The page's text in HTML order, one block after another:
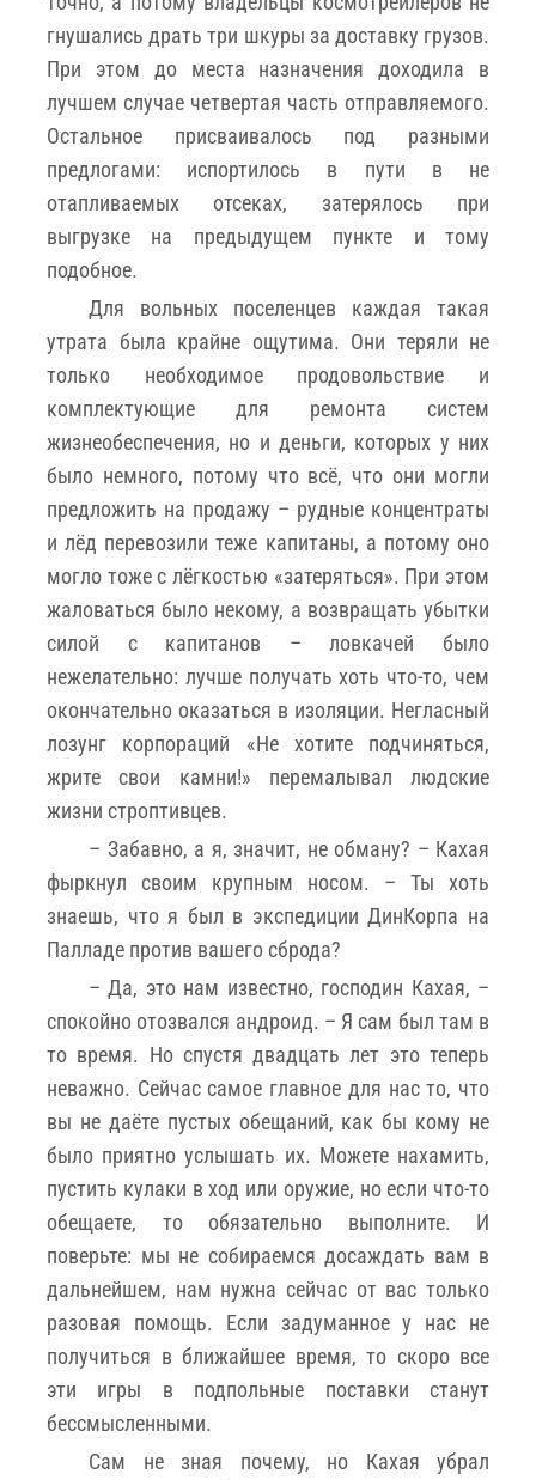
гнушались драть три шкуры за доставку грузов.
При этом до места назначения доходила в
лучшем случае четвертая часть отправляемого.
Остальное присваивалось под разными
предлогами: испортилось в пути в не
отапливаемых отсеках, затерялось при
выгрузке на предыдущем пункте и тому
подобное.
Для вольных поселенцев каждая такая
утрата была крайне ощутима. Они теряли не
только необходимое продовольствие и
комплектующие для ремонта систем
жизнеобеспечения, но и деньги, которых у них
было немного, потому что всё, что они могли
предложить на продажу – рудные концентраты
и лёд перевозили теже капитаны, а потому оно
могло тоже с лёгкостью «затеряться». При этом
жаловаться было некому, а возвращать убытки
силой с капитанов – ловкачей было
нежелательно: лучше получать хоть что-то, чем
окончательно оказаться в изоляции. Негласный
лозунг корпораций «Не хотите подчиняться,
жрите свои камни!» перемалывал людские
жизни строптивцев.
– Забавно, а я, значит, не обману? – Кахая
фыркнул своим крупным носом. – Ты хоть
знаешь, что я был в экспедиции ДинКорпа на
Палладе против вашего сброда?
– Да, это нам известно, господин Кахая, –
спокойно отозвался андроид. – Я сам был там в
то время. Но спустя двадцать лет это теперь
неважно. Сейчас самое главное для нас то, что
вы не даёте пустых обещаний, как бы кому не
было приятно услышать их. Можете нахамить,
пустить кулаки в ход или оружие, но если что-то
обещаете, то обязательно выполните. И
поверьте: мы не собираемся досаждать вам в
дальнейшем, нам нужна сейчас от вас только
разовая помощь. Если задуманное у нас не
получиться в ближайшее время, то скоро все
эти игры в подпольные поставки станут
бессмысленными.
Сам не зная почему, но Кахая убрал